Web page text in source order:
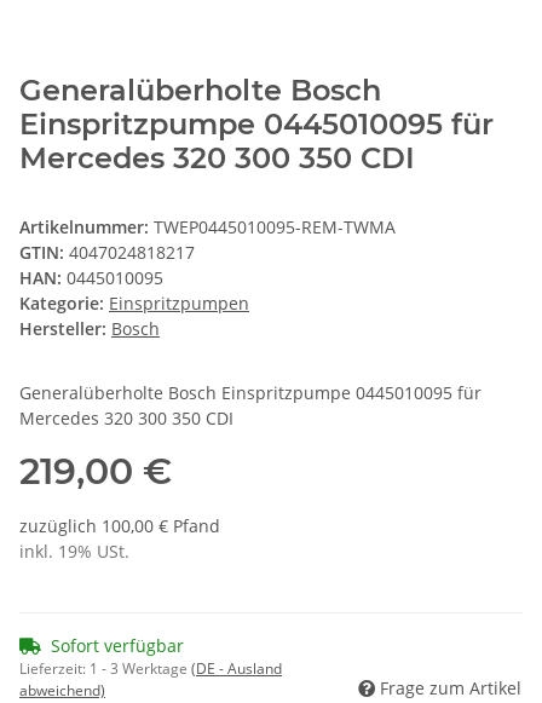
Generalüberholte Bosch
Einspritzpumpe 0445010095 für
Mercedes 320 300 350 CDI
Artikelnummer: TWEP0445010095-REM-TWMA
GTIN: 4047024818217
HAN: 0445010095
Kategorie: Einspritzpumpen
Hersteller: Bosch
Generalüberholte Bosch Einspritzpumpe 0445010095 für
Mercedes 320 300 350 CDI
219,00 €
zuzüglich 100,00 € Pfand
inkl. 19% USt.
Sofort verfügbar
Lieferzeit: 1 - 3 Werktage (DE - Ausland
abweichend)
Frage zum Artikel